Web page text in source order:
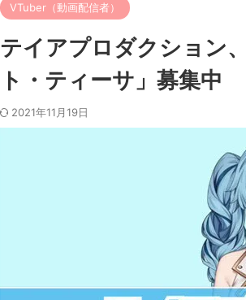
VTuber（動画配信者）
テイアプロダクション
ト・ティーサ」募集中
2021年11月19日